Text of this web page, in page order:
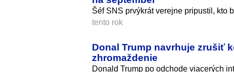
Šéf SNS prvýkrát verejne pripustil, kto
tento rok
Donal Trump navrhuje zrušiť
zhromaždenie
Donald Trump po odchode viacerých